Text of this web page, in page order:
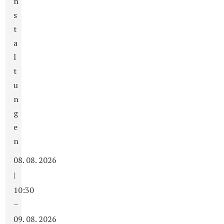
s
t
a
l
t
u
n
g
e
n
08. 08. 2026
|
10:30
–
09. 08. 2026